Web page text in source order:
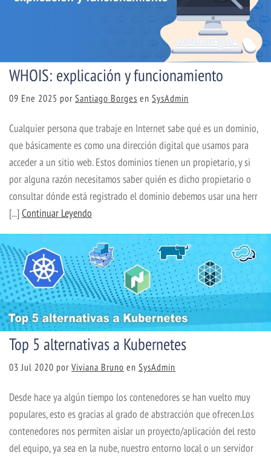
WHOIS: explicación y funcionamiento
09 Ene 2025 por Santiago Borges en SysAdmin
Cualquier persona que trabaje en Internet sabe qué es un dominio,
que básicamente es como una dirección digital que usamos para
acceder a un sitio web. Estos dominios tienen un propietario, y si
por alguna razón necesitamos saber quién es dicho propietario o
consultar dónde está registrado el dominio debemos usar una herr
[...]Continuar Leyendo
Top 5 alternativas a Kubernetes
03 Jul 2020 por Viviana Bruno en SysAdmin
Desde hace ya algún tiempo los contenedores se han vuelto muy
populares, esto es gracias al grado de abstracción que ofrecen.Los
contenedores nos permiten aislar un proyecto/aplicación del resto
del equipo, ya sea en la nube, nuestro entorno local o un servidor